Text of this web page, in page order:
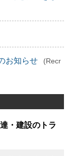
お知らせ
(Recr
・建設のトラ